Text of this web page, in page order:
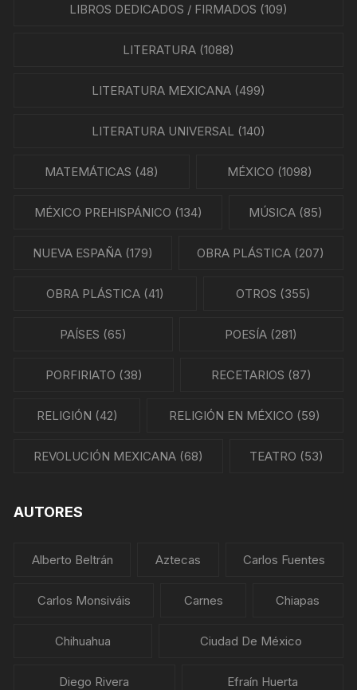
LIBROS DEDICADOS / FIRMADOS (109)
LITERATURA(1088)
LITERATURA MEXICANA(499)
LITERATURA UNIVERSAL (140)
MATEMÁTICAS (48) MÉXICO (1098)
MÉXICO PREHISPÁNICO (134) MÚSICA (85)
NUEVA ESPAÑA(179) OBRA PLÁSTICA (207)
OBRA PLÁSTICA (41) OTROS (355)
PAÍSES (65) POESÍA (281)
PORFIRIATO (38) RECETARIOS (87)
RELIGIÓN (42) RELIGIÓN EN MÉXICO (59)
REVOLUCIÓN MEXICANA (68) TEATRO (53)
AUTORES
Alberto Beltrán Aztecas Carlos Fuentes
Carlos Monsiváis Carnes Chiapas
Chihuahua Ciudad De México
Diego Rivera Efraín Huerta